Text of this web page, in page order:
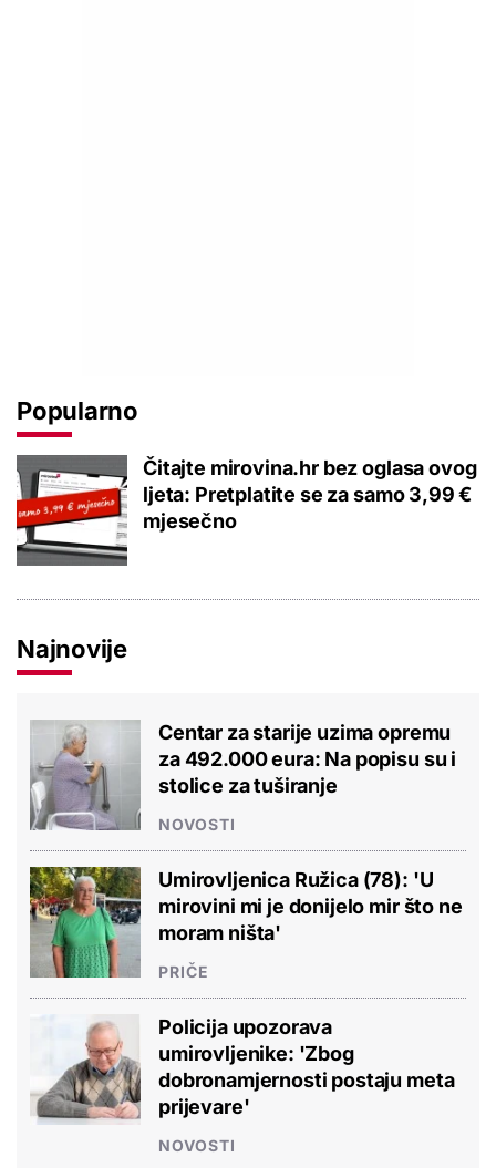
Popularno
Čitajte mirovina.hr bez oglasa ovog
ljeta: Pretplatite se za samo 3,99 €
mjesečno
Najnovije
Centar za starije uzima opremu
za 492.000 eura: Na popisu su i
stolice za tuširanje
NOVOSTI
Umirovljenica Ružica (78): 'U
mirovini mi je donijelo mir što ne
moram ništa'
PRIČE
Policija upozorava
umirovljenike: 'Zbog
dobronamjernosti postaju meta
prijevare'
NOVOSTI